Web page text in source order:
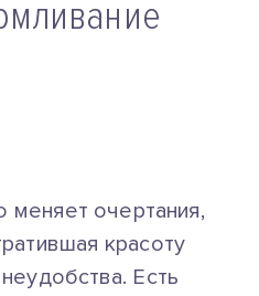
меняет очертания,
красоту
Есть